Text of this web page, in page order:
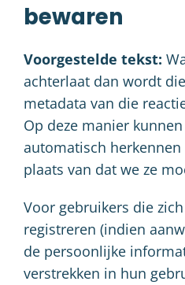
bewaren
Voorgestelde tekst:
achterlaat dan wordt
metadata van die
Op deze manier
automatisch
plaats van dat we ze
Voor gebruikers die
registreren (indien
de persoonlijke
verstrekken in hun